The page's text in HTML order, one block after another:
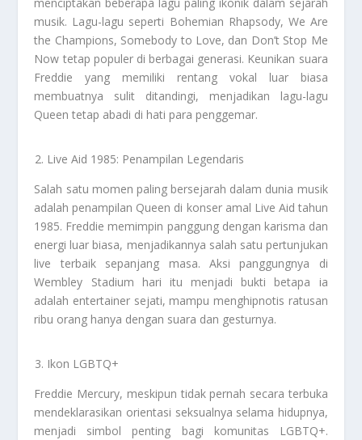
musik. Lagu-lagu seperti Bohemian Rhapsody, We Are
the Champions, Somebody to Love, dan Don’t Stop Me
Now tetap populer di berbagai generasi. Keunikan suara
Freddie yang memiliki rentang vokal luar biasa
membuatnya sulit ditandingi, menjadikan lagu-lagu
Queen tetap abadi di hati para penggemar.
Live Aid 1985: Penampilan Legendaris
Salah satu momen paling bersejarah dalam dunia musik
adalah penampilan Queen di konser amal Live Aid tahun
1985. Freddie memimpin panggung dengan karisma dan
energi luar biasa, menjadikannya salah satu pertunjukan
live terbaik sepanjang masa. Aksi panggungnya di
Wembley Stadium hari itu menjadi bukti betapa ia
adalah entertainer sejati, mampu menghipnotis ratusan
ribu orang hanya dengan suara dan gesturnya.
Ikon LGBTQ+
Freddie Mercury, meskipun tidak pernah secara terbuka
mendeklarasikan orientasi seksualnya selama hidupnya,
menjadi simbol penting bagi komunitas LGBTQ+.